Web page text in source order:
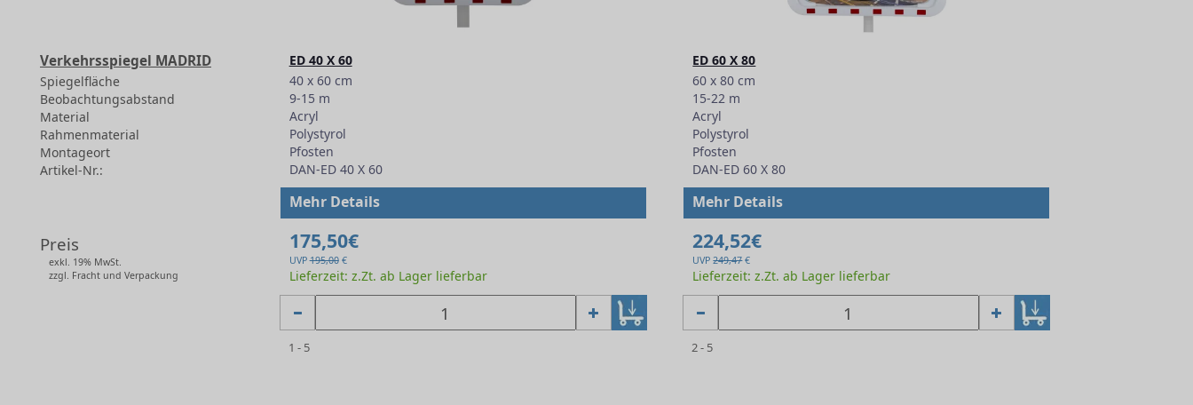
Verkehrsspiegel MADRID
Spiegelfläche
Beobachtungsabstand
Material
Rahmenmaterial
Montageort
Artikel-Nr.:
Preis
exkl. 19% MwSt.
zzgl. Fracht und Verpackung
ED 40 X 60
40 x 60 cm
9-15 m
Acryl
Polystyrol
Pfosten
DAN-ED 40 X 60
Mehr Details
175,50€
UVP195,00€
Lieferzeit: z.Zt. ab Lager lieferbar
1 - 5
ED 60 X 80
60 x 80 cm
15-22 m
Acryl
Polystyrol
Pfosten
DAN-ED 60 X 80
Mehr Details
224,52€
UVP249,47€
Lieferzeit: z.Zt. ab Lager lieferbar
2 - 5